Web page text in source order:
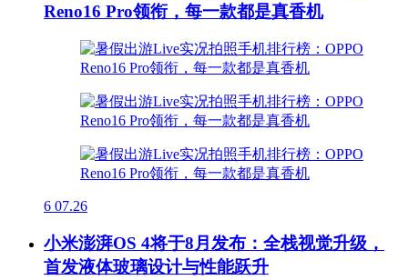
Reno16 Pro领衔，每一款都是真香机
6 07.26
小米澎湃OS 4将于8月发布：全栈视觉升级，
首发液体玻璃设计与性能跃升